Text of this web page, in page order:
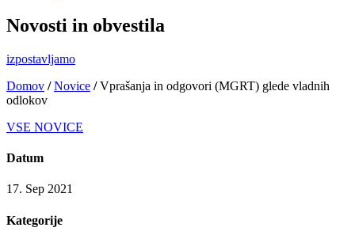
Novosti in obvestila
izpostavljamo
Domov / Novice / Vprašanja in odgovori (MGRT) glede vladnih
odlokov
VSE NOVICE
Datum
17. Sep 2021
Kategorije